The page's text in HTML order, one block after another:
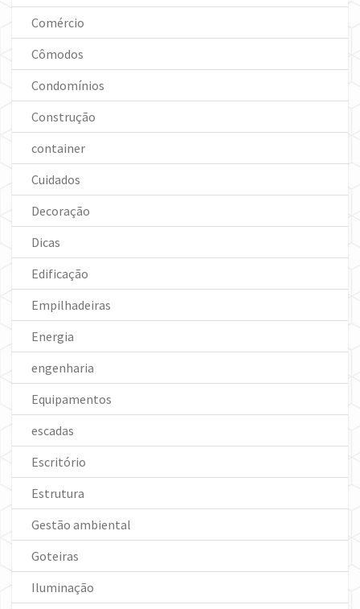
Comércio
Cômodos
Condomínios
Construção
container
Cuidados
Decoração
Dicas
Edificação
Empilhadeiras
Energia
engenharia
Equipamentos
escadas
Escritório
Estrutura
Gestão ambiental
Goteiras
Iluminação